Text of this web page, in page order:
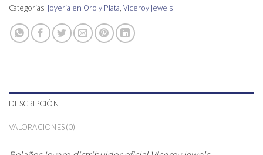
Categorías: Joyería en Oro y Plata Viceroy Jewels
DESCRIPCIÓN
VALORACIONES (0)